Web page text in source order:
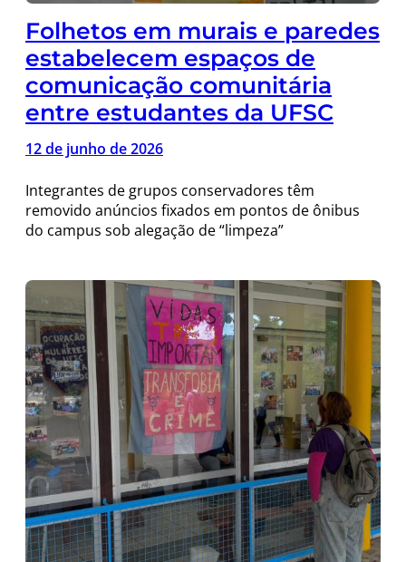
Folhetos em murais e paredes
estabelecem espaços de
comunicação comunitária
entre estudantes da UFSC
12 de junho de 2026
Integrantes de grupos conservadores têm
removido anúncios fixados em pontos de ônibus
do campus sob alegação de “limpeza”